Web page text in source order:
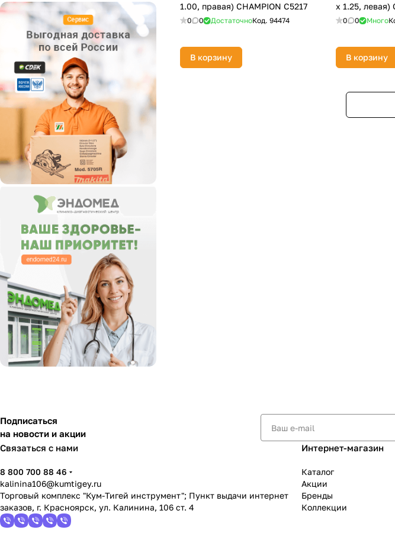
1.00, правая) CHAMPION C5217
0 0 ДостаточноКод. 94474
В корзину
х 1.25, левая)
0 0 Много
В корзину
DDE
Einhell
GREENWORKS
Huter
PATRIOT
STIHL
ЗУБР
Мобил К
Подписаться
на новости и акции
Связаться с нами
8 800 700 88 46
kalinina106@kumtigey.ru
Торговый комплекс "Кум-Тигей инструмент"; Пункт выдачи интернет
заказов, г. Красноярск, ул. Калинина, 106 ст. 4
Интернет-магазин
Каталог
Акции
Бренды
Коллекции